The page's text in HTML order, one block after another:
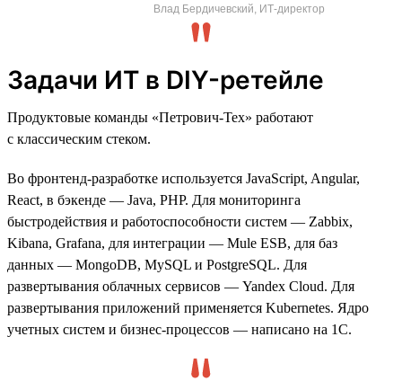
Влад Бердичевский, ИТ-директор
Задачи ИТ в DIY-ретейле
Продуктовые команды «Петрович-Тех» работают
с классическим стеком.
Во фронтенд-разработке используется JavaScript, Angular,
React, в бэкенде — Java, PHP. Для мониторинга
быстродействия и работоспособности систем — Zabbix,
Kibana, Grafana, для интеграции — Mule ESB, для баз
данных — MongoDB, MySQL и PostgreSQL. Для
развертывания облачных сервисов — Yandex Cloud. Для
развертывания приложений применяется Kubernetes. Ядро
учетных систем и бизнес-процессов — написано на 1С.